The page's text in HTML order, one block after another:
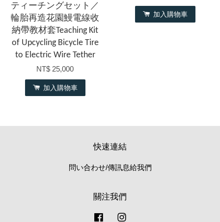
ティーチングセット／
輪胎再造花園鰻電線收
納帶教材套Teaching Kit
of Upcycling Bicycle Tire
to Electric Wire Tether
NT$ 25,000
加入購物車
加入購物車
快速連結
問い合わせ/傳訊息給我們
關注我們
Facebook